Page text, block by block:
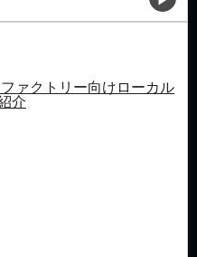
ァクトリー向けローカル
介